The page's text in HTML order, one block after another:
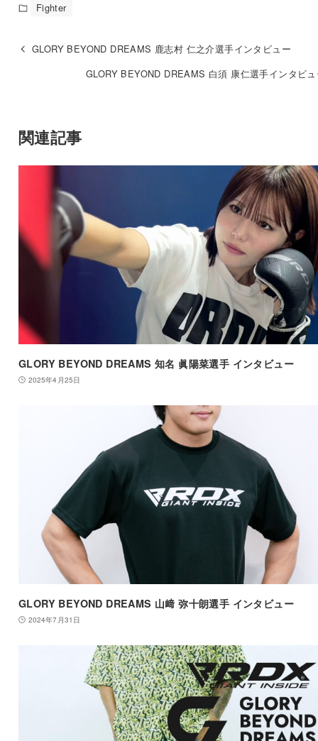
Fighter
GLORY BEYOND DREAMS 鹿志村 仁之介選手インタビュー
GLORY BEYOND DREAMS 白須 康仁選手インタビ
関連記事
GLORY BEYOND DREAMS 知名 眞陽菜選手 インタビュー
2025年4月25日
GLORY BEYOND DREAMS 山﨑 弥十朗選手 インタビュー
2024年7月31日